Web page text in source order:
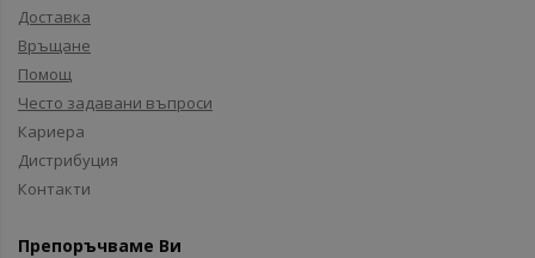
Доставка
Връщане
Помощ
Често задавани въпроси
Кариера
Дистрибуция
Контакти
Препоръчваме Ви